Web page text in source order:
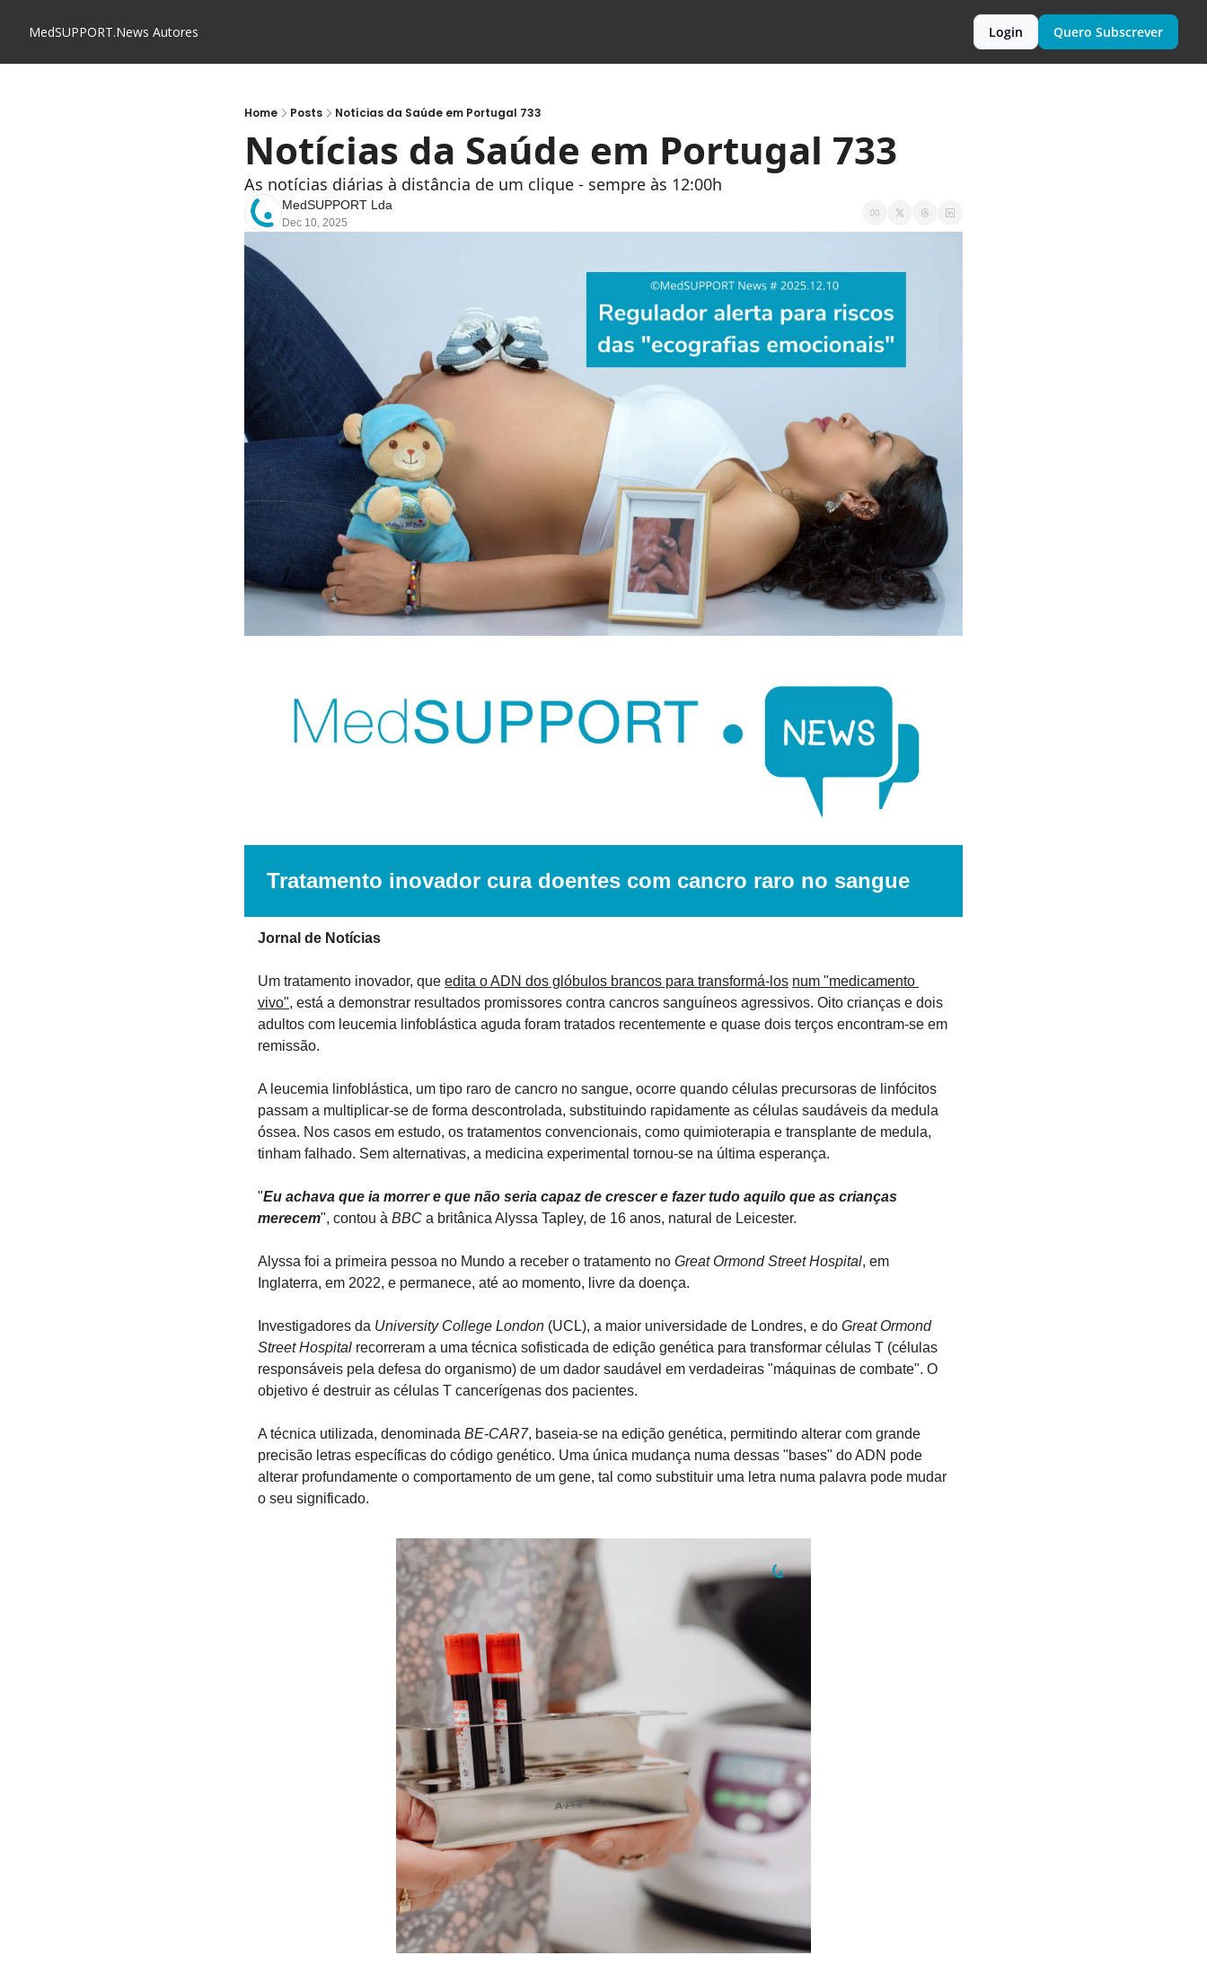
MedSUPPORT.News Autores Login Quero Subscrever
Home Posts Notícias da Saúde em Portugal 733
Notícias da Saúde em Portugal 733
As notícias diárias à distância de um clique - sempre às 12:00h
MedSUPPORT Lda
Dec 10, 2025
Tratamento inovador cura doentes com cancro raro no sangue
Jornal de Notícias
Um tratamento inovador, que edita o ADN dos glóbulos brancos para transformá-los num "medicamento
vivo", está a demonstrar resultados promissores contra cancros sanguíneos agressivos. Oito crianças e dois
adultos com leucemia linfoblástica aguda foram tratados recentemente e quase dois terços encontram-se em
remissão.
A leucemia linfoblástica, um tipo raro de cancro no sangue, ocorre quando células precursoras de linfócitos
passam a multiplicar-se de forma descontrolada, substituindo rapidamente as células saudáveis da medula
óssea. Nos casos em estudo, os tratamentos convencionais, como quimioterapia e transplante de medula,
tinham falhado. Sem alternativas, a medicina experimental tornou-se na última esperança.
"Eu achava que ia morrer e que não seria capaz de crescer e fazer tudo aquilo que as crianças
merecem", contou à BBC a britânica Alyssa Tapley, de 16 anos, natural de Leicester.
Alyssa foi a primeira pessoa no Mundo a receber o tratamento no Great Ormond Street Hospital, em
Inglaterra, em 2022, e permanece, até ao momento, livre da doença.
Investigadores da University College London (UCL), a maior universidade de Londres, e do Great Ormond
Street Hospital recorreram a uma técnica sofisticada de edição genética para transformar células T (células
responsáveis pela defesa do organismo) de um dador saudável em verdadeiras "máquinas de combate". O
objetivo é destruir as células T cancerígenas dos pacientes.
A técnica utilizada, denominada BE-CAR7, baseia-se na edição genética, permitindo alterar com grande
precisão letras específicas do código genético. Uma única mudança numa dessas "bases" do ADN pode
alterar profundamente o comportamento de um gene, tal como substituir uma letra numa palavra pode mudar
o seu significado.